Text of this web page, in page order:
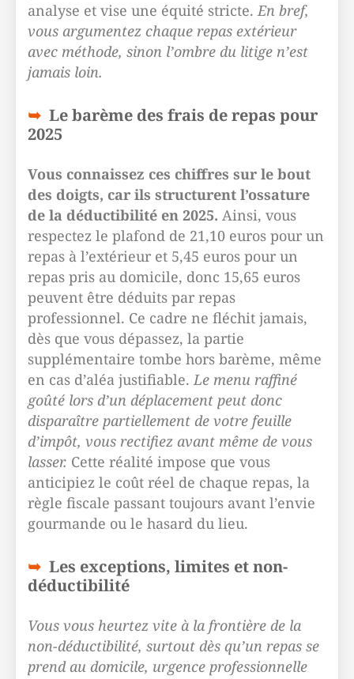
analyse et vise une équité stricte.En bref,
vous argumentez chaque repas extérieur
avec méthode, sinon l’ombre du litige n’est
jamais loin.
Le barème des frais de repas pour
2025
Vous connaissez ces chiffres sur le bout
des doigts, car ils structurent l’ossature
de la déductibilité en 2025. Ainsi, vous
respectez le plafond de 21,10 euros pour un
repas à l’extérieur et 5,45 euros pour un
repas pris au domicile, donc 15,65 euros
peuvent être déduits par repas
professionnel. Ce cadre ne fléchit jamais,
dès que vous dépassez, la partie
supplémentaire tombe hors barème, même
en cas d’aléa justifiable.Le menu raffiné
goûté lors d’un déplacement peut donc
disparaître partiellement de votre feuille
d’impôt, vous rectifiez avant même de vous
lasser. Cette réalité impose que vous
anticipiez le coût réel de chaque repas, la
règle fiscale passant toujours avant l’envie
gourmande ou le hasard du lieu.
Les exceptions, limites et non-
déductibilité
Vous vous heurtez vite à la frontière de la
non-déductibilité, surtout dès qu’un repas se
prend au domicile, urgence professionnelle